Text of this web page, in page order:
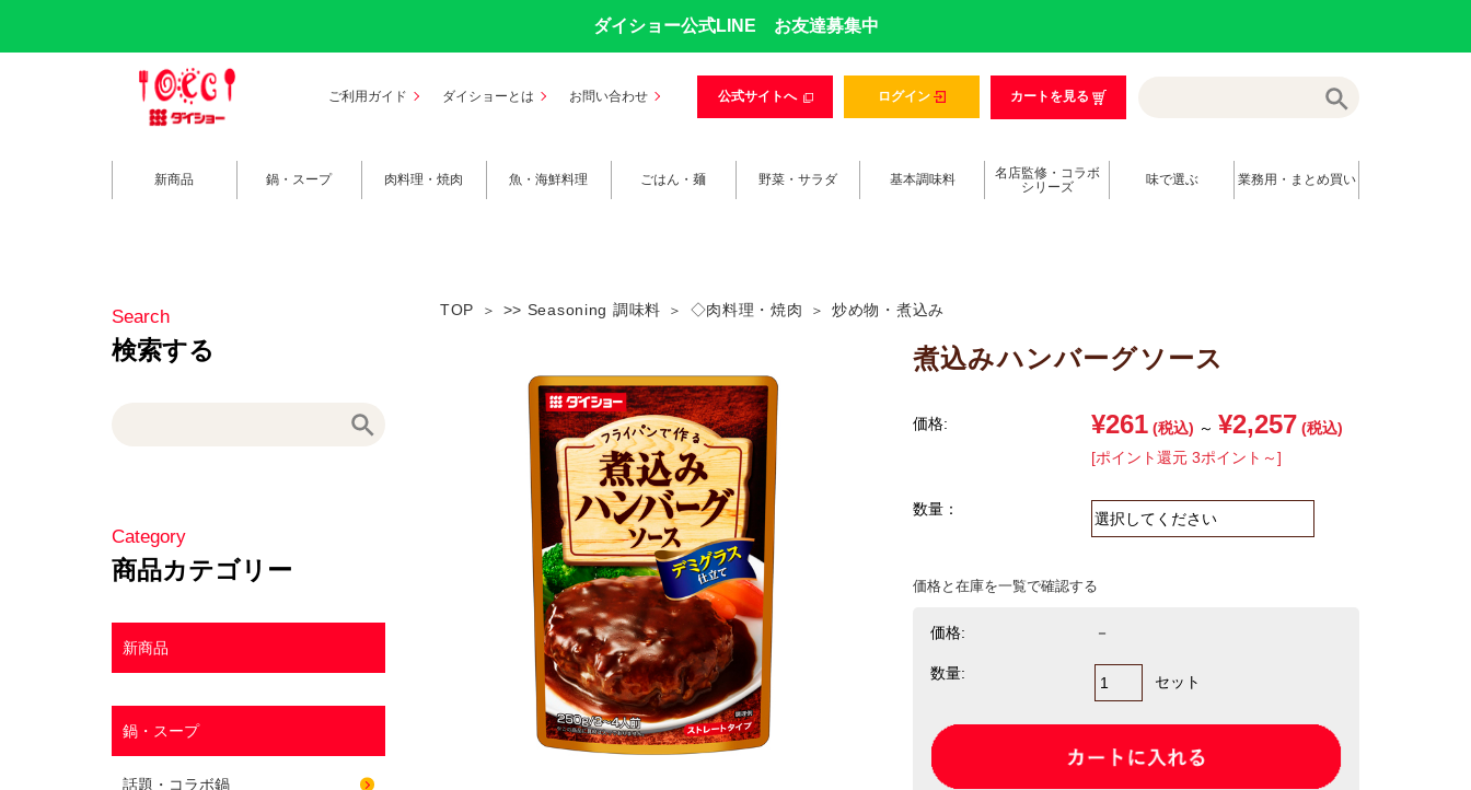
ダイショー公式LINE お友達募集中
ご利用ガイド ダイショーとは お問い合わせ 公式サイトへ ログイン カートを見る
新商品 鍋・スープ 肉料理・焼肉 魚・海鮮料理 ごはん・麺 野菜・サラダ 基本調味料
名店監修・コラボ
シリーズ
味で選ぶ 業務用・まとめ買い
TOP >> Seasoning 調味料 ◇肉料理・焼肉 炒め物・煮込み
煮込みハンバーグソース
価格: ¥261 (税込) ～ ¥2,257 (税込)
[ポイント還元 3ポイント～]
数量：
価格と在庫を一覧で確認する
価格: －
数量: セット